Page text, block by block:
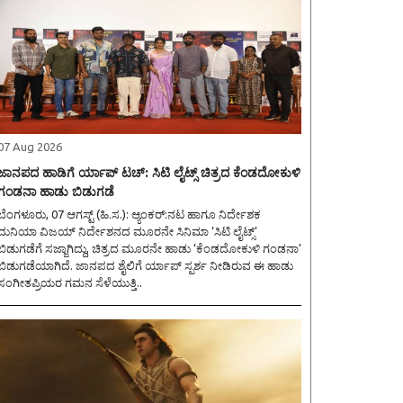
Aug 2026
ಹಾಡಿಗೆ ರ್ಯಾಪ್ ಟಚ್: ಸಿಟಿ ಲೈಟ್ಸ್ ಚಿತ್ರದ ಕೆಂಡದೋಕುಳಿ
ಹಾಡು ಬಿಡುಗಡೆ
07 ಆಗಸ್ಟ್ (ಹಿ.ಸ.): ಆ್ಯಂಕರ್:ನಟ ಹಾಗೂ ನಿರ್ದೇಶಕ
ವಿಜಯ್ ನಿರ್ದೇಶನದ ಮೂರನೇ ಸಿನಿಮಾ ‘ಸಿಟಿ ಲೈಟ್ಸ್’
ಸಜ್ಜಾಗಿದ್ದು, ಚಿತ್ರದ ಮೂರನೇ ಹಾಡು ‘ಕೆಂಡದೋಕುಳಿ ಗಂಡನಾ’
ಜಾನಪದ ಶೈಲಿಗೆ ರ್ಯಾಪ್ ಸ್ಪರ್ಶ ನೀಡಿರುವ ಈ ಹಾಡು
ಗಮನ ಸೆಳೆಯುತ್ತಿ..